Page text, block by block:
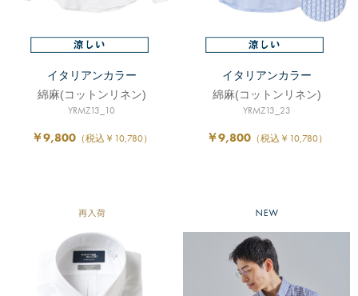
イタリアンカラー
綿麻(コットンリネン)
YRMZ13_10
￥9,800（税込￥10,780）
イタリアンカラー
綿麻(コットンリネン)
YRMZ13_23
￥9,800（税込￥10,780）